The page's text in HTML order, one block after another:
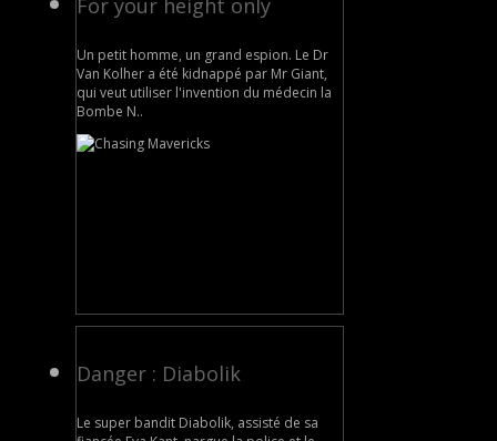
For your height only
Un petit homme, un grand espion. Le Dr
Van Kolher a été kidnappé par Mr Giant,
qui veut utiliser l'invention du médecin la
Bombe N..
Danger : Diabolik
Le super bandit Diabolik, assisté de sa